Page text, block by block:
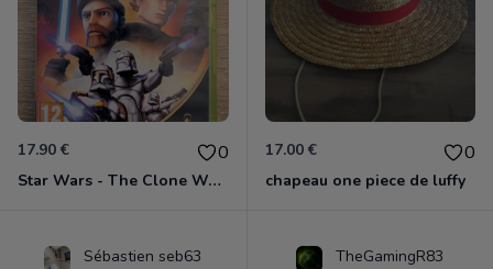
17.90 € 0
Star Wars - The Clone Wars - Les Héros De La République Xbox 360
17.00 € 0
chapeau one piece de luffy
Sébastien seb63 TheGamingR83